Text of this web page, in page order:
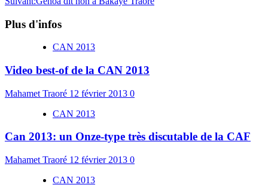
Plus d'infos
CAN 2013
Video best-of de la CAN 2013
Mahamet Traoré 12 février 2013 0
CAN 2013
Can 2013: un Onze-type très discutable de la CAF
Mahamet Traoré 12 février 2013 0
CAN 2013